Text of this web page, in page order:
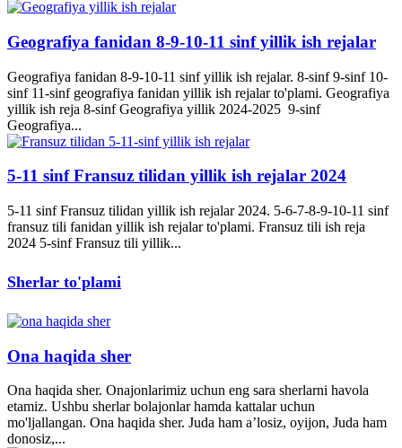
Geografiya fanidan 8-9-10-11 sinf yillik ish rejalar
Geografiya fanidan 8-9-10-11 sinf yillik ish rejalar. 8-sinf 9-sinf 10-
sinf 11-sinf geografiya fanidan yillik ish rejalar to'plami. Geografiya
yillik ish reja 8-sinf Geografiya yillik 2024-2025 9-sinf
Geografiya...
5-11 sinf Fransuz tilidan yillik ish rejalar 2024
5-11 sinf Fransuz tilidan yillik ish rejalar 2024. 5-6-7-8-9-10-11 sinf
fransuz tili fanidan yillik ish rejalar to'plami. Fransuz tili ish reja
2024 5-sinf Fransuz tili yillik...
Sherlar to'plami
Ona haqida sher
Ona haqida sher. Onajonlarimiz uchun eng sara sherlarni havola
etamiz. Ushbu sherlar bolajonlar hamda kattalar uchun
mo'ljallangan. Ona haqida sher. Juda ham a’losiz, oyijon, Juda ham
donosiz,...